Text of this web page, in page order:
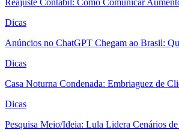
Dicas
Anúncios no ChatGPT Chegam ao Brasil:
Dicas
Casa Noturna Condenada: Embriaguez de
Dicas
Pesquisa Meio/Ideia: Lula Lidera Cenários